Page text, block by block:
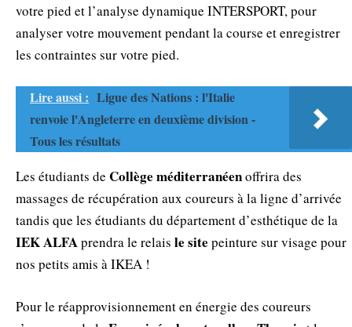
votre pied et l’analyse dynamique INTERSPORT, pour
analyser votre mouvement pendant la course et enregistrer
les contraintes sur votre pied.
Lire aussi : Ligue des Nations : l'Italie
renvoie l'Angleterre en deuxième division -
Tous les résultats
Les étudiants de Collège méditerranéenoffrira des
massages de récupération aux coureurs à la ligne d’arrivée
tandis que les étudiants du département d’esthétique de la
IEK ALFAprendra le relais le site peinture sur visage pour
nos petits amis à IKEA !
Pour le réapprovisionnement en énergie des coureurs